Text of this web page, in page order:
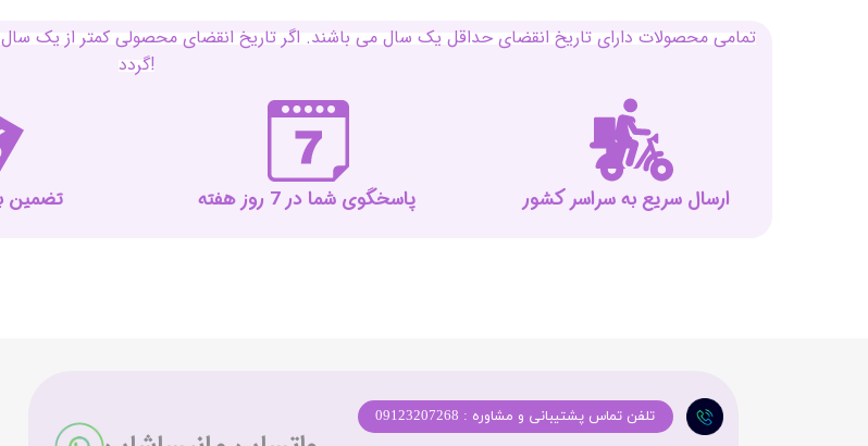
تمامی محصولات دارای تاریخ انقضای حداقل یک سال می باشند. اگر تاریخ انقضای محصولی کمتر از
گردد!
تضمین پاسخگوی شما در 7 روز هفته ارسال سریع به سراسر کشور
تلفن تماس پشتیبانی و مشاوره : 09123207268